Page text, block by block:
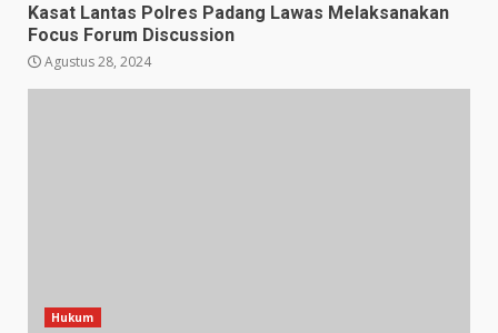
Kasat Lantas Polres Padang Lawas Melaksanakan
Focus Forum Discussion
Agustus 28, 2024
Hukum